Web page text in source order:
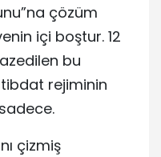
çözüm
içi boştur. 12
bu
rejiminin
çizmiş